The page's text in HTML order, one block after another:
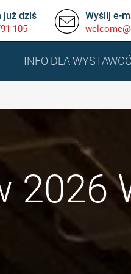
już dziś
105
Wyślij e-
INFO DLA
2026